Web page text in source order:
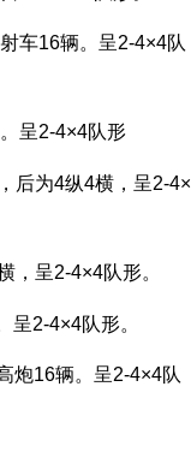
车16辆。呈2-4×4队
呈2-4×4队形
后为4纵4横，呈2-4×
，呈2-4×4队形。
呈2-4×4队形。
炮16辆。呈2-4×4队